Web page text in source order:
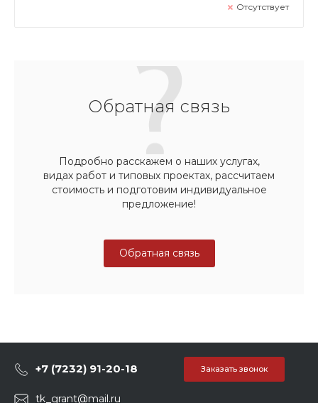
Отсутствует
Обратная связь
Подробно расскажем о наших услугах,
видах работ и типовых проектах, рассчитаем
стоимость и подготовим индивидуальное
предложение!
Обратная связь
+7 (7232) 91-20-18 Заказать звонок
tk_grant@mail.ru